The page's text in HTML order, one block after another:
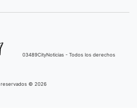
03489CityNoticias - Todos los derechos
reservados © 2026